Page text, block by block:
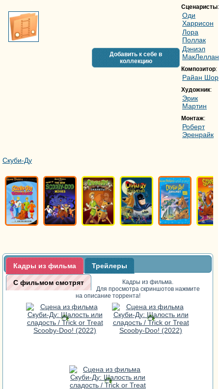
Сценаристы:
Оди
Харрисон
Лора
Поллак
Дэниэл
МакЛеллан
Композитор:
Райан Шор
Художник:
Эрик
Мартин
Монтаж:
Роберт
Эренрайк
Добавить к себе в
коллекцию
Скуби-Ду
Кадры из фильма Трейлеры
С фильмом смотрят
Кадры из фильма.
Для просмотра скриншотов нажмите
на описание торрента!